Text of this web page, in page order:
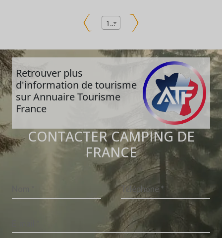
11
Retrouver plus
d'information de tourisme
sur Annuaire Tourisme
France
CONTACTER CAMPING DE
FRANCE